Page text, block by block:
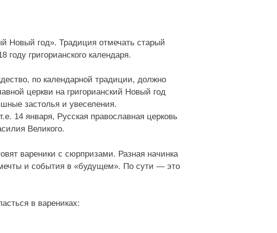
Новый год». Традиция отмечать старый
григорианского календаря.
по календарной традиции, должно
церкви на григорианский Новый год
застолья и увеселения.
14 января, Русская православная церковь
Великого.
вареники с сюрпризами. Разная начинка
и события в «будущем». По сути — это
в варениках: